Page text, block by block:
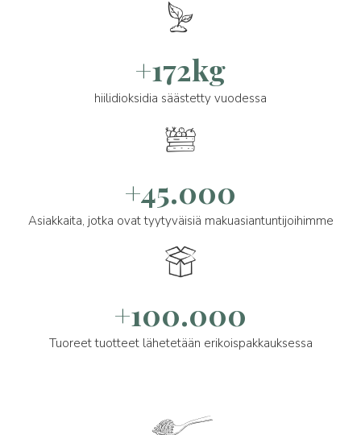
+172kg
hiilidioksidia säästetty vuodessa
+45.000
Asiakkaita, jotka ovat tyytyväisiä makuasiantuntijoihimme
+100.000
Tuoreet tuotteet lähetetään erikoispakkauksessa